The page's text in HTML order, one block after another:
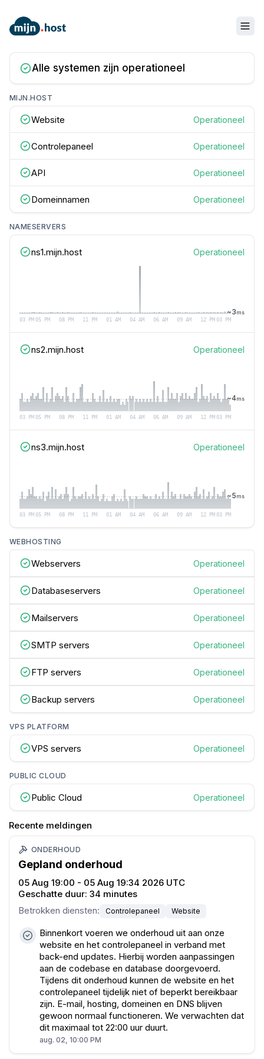
Alle systemen zijn operationeel
MIJN.HOST
Website Operationeel
Controlepaneel Operationeel
API Operationeel
Domeinnamen Operationeel
NAMESERVERS
ns1.mijn.host Operationeel
03 PM 05 PM 08 PM 11 PM 01 AM 04 AM 06 AM 09 AM 12 PM 03 PM
~3 ms
ns2.mijn.host Operationeel
03 PM 05 PM 08 PM 11 PM 01 AM 04 AM 06 AM 09 AM 12 PM 03 PM
~4ms
ns3.mijn.host Operationeel
03 PM 05 PM 08 PM 11 PM 01 AM 04 AM 06 AM 09 AM 12 PM 03 PM
~5 ms
WEBHOSTING
Webservers Operationeel
Databaseservers Operationeel
Mailservers Operationeel
SMTP servers Operationeel
FTP servers Operationeel
Backup servers Operationeel
VPS PLATFORM
VPS servers Operationeel
PUBLIC CLOUD
Public Cloud Operationeel
Recente meldingen
ONDERHOUD
Gepland onderhoud
05 Aug 19:00 - 05 Aug 19:34 2026 UTC
Geschatte duur: 34 minutes
Betrokken diensten: Controlepaneel Website
Binnenkort voeren we onderhoud uit aan onze
website en het controlepaneel in verband met
back-end updates. Hierbij worden aanpassingen
aan de codebase en database doorgevoerd.
Tijdens dit onderhoud kunnen de website en het
controlepaneel tijdelijk niet of beperkt bereikbaar
zijn. E-mail, hosting, domeinen en DNS blijven
gewoon normaal functioneren. We verwachten dat
dit maximaal tot 22:00 uur duurt.
aug. 02, 10:00 PM